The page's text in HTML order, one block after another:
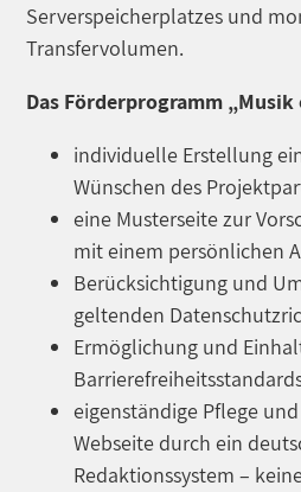
Serverspeicherplatzes und
Transfervolumen.
Das Förderprogramm
individuelle Erstellung
Wünschen des
eine Musterseite zur
mit einem persönlichen
Berücksichtigung und
geltenden
Ermöglichung und
eigenständige Pflege
Webseite durch ein
Redaktionssystem –